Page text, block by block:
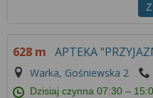
628 m APTEKA
Warka, Gośniewska 2
Dzisiaj czynna07:30 –